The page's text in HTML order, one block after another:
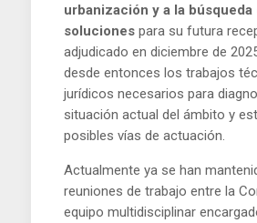
urbanización y a la búsqueda
soluciones para su futura
adjudicado en diciembre de
desde entonces los trabajos
jurídicos necesarios para
situación actual del ámbito y
posibles vías de actuación.
Actualmente ya se han
reuniones de trabajo entre la
equipo multidisciplinar